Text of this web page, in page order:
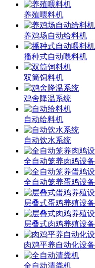
养殖喂料机
养鸡场自动给料机
播种式自动喂料机
双筒饲料机
鸡舍降温系统
自动给料机
自动饮水系统
全自动笼养肉鸡设备
全自动笼养蛋鸡设备
层叠式蛋鸡养殖设备
层叠式肉鸡养殖设备
肉鸡平养自动化设备
全自动清粪机